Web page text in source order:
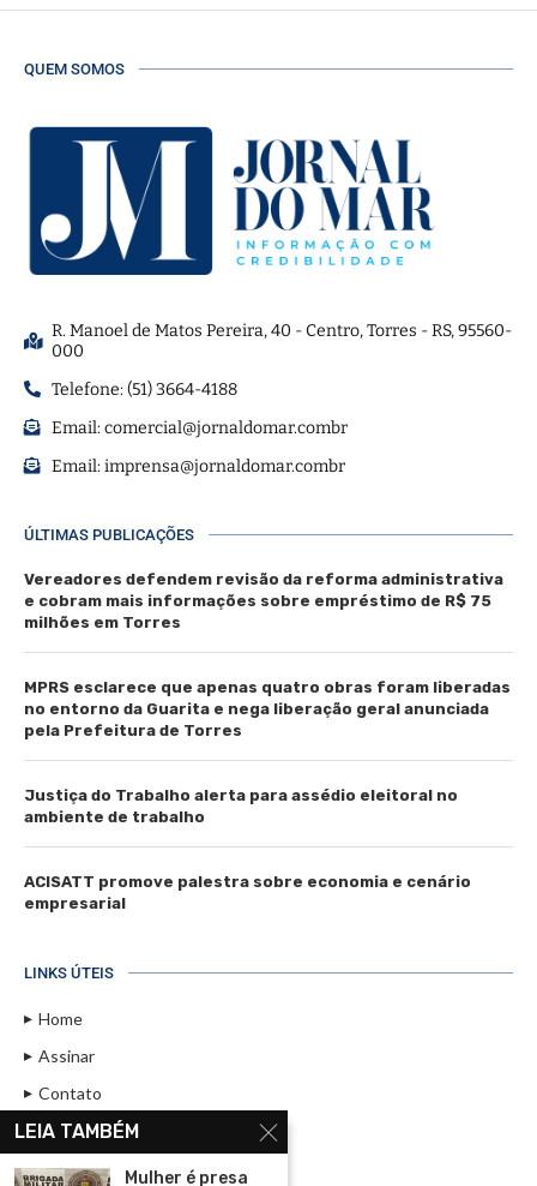
QUEM SOMOS
R. Manoel de Matos Pereira, 40 - Centro, Torres - RS, 95560-
000
Telefone: (51) 3664-4188
Email:comercial@jornaldomar.combr
Email:imprensa@jornaldomar.combr
ÚLTIMAS PUBLICAÇÕES
Vereadores defendem revisão da reforma administrativa
e cobram mais informações sobre empréstimo de R$ 75
milhões em Torres
MPRS esclarece que apenas quatro obras foram liberadas
no entorno da Guarita e nega liberação geral anunciada
pela Prefeitura de Torres
Justiça do Trabalho alerta para assédio eleitoral no
ambiente de trabalho
ACISATT promove palestra sobre economia e cenário
empresarial
LINKS ÚTEIS
Home
Assinar
Contato
Política de Privacidade
Rádio Maristela - Ao Vivo
LEIA TAMBÉM
Mulher é presa